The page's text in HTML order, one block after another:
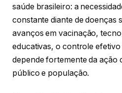
saúde brasileiro: a
constante diante de doenças
avanços em vacinação,
educativas, o controle
depende fortemente da ação
público e população.